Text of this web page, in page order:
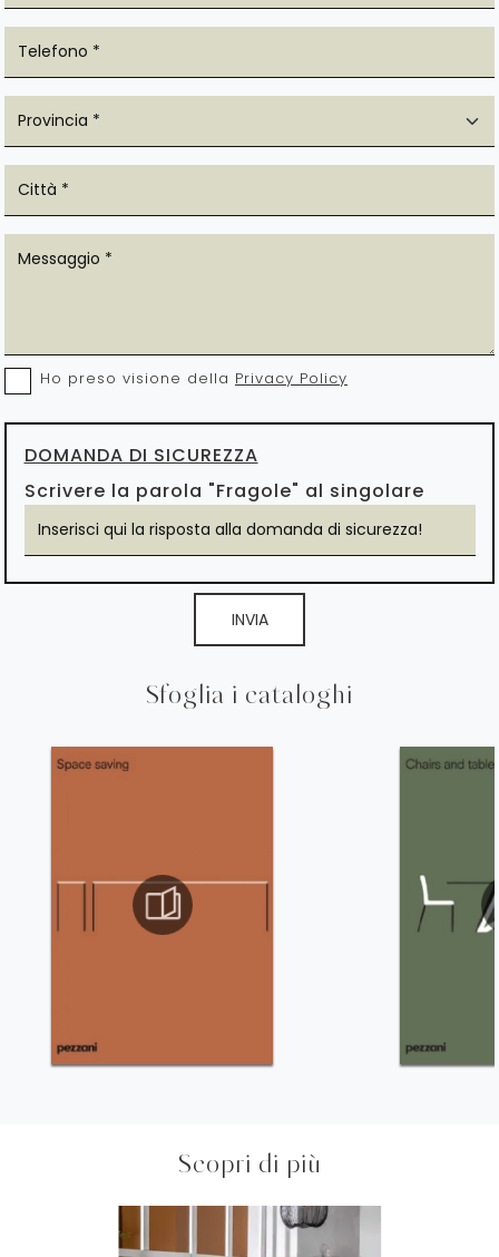
Sfoglia i cataloghi
Ho preso visione della Privacy Policy
DOMANDA DI SICUREZZA
Scrivere la parola "Fragole" al singolare
INVIA
Scopri di più